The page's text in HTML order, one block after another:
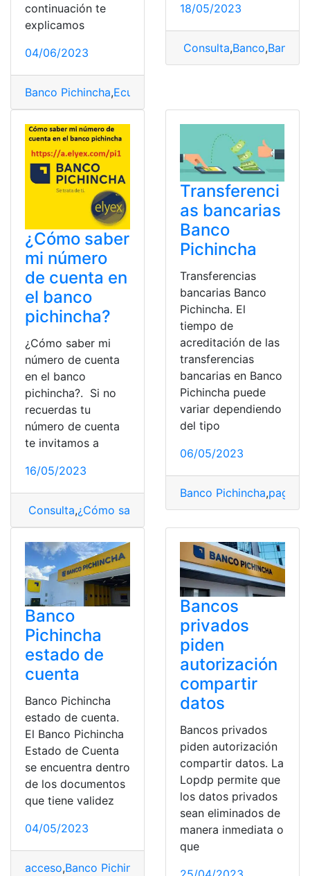
continuación te
explicamos
04/06/2023
Banco Pichincha,Ecuador
18/05/2023
Consulta,Banco,Banco
¿Cómo saber
mi número
de cuenta en
el banco
pichincha?
¿Cómo saber mi
número de cuenta
en el banco
pichincha?. Si no
recuerdas tu
número de cuenta
te invitamos a
16/05/2023
Consulta,¿Cómo saber? Banco,Banco Pichincha,
Transferenci
as bancarias
Banco
Pichincha
Transferencias
bancarias Banco
Pichincha. El
tiempo de
acreditación de las
transferencias
bancarias en Banco
Pichincha puede
variar dependiendo
del tipo
06/05/2023
Banco Pichincha,pagar
Banco
Pichincha
estado de
cuenta
Banco Pichincha
estado de cuenta.
El Banco Pichincha
Estado de Cuenta
se encuentra dentro
de los documentos
que tiene validez
04/05/2023
acceso,Banco Pichincha cuenta,Documentos
Bancos
privados
piden
autorización
compartir
datos
Bancos privados
piden autorización
compartir datos. La
Lopdp permite que
los datos privados
sean eliminados de
manera inmediata o
que